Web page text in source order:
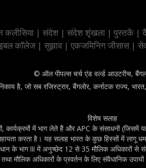
कलीसिया | संदेश | संदेश शृंखला | पुस्तकें |
कॉलेज | सुझाव | एकजमिनिग जीसास |
© ऑल पीपल्स चर्च एंड वर्ल्ड आउटरीच,
है, जो सब रजिस्ट्रार, बैंगलोर, कर्नाटक राज्य,
विशेष सलाह
में भाग लेते हैं और APC के संसाधनों
करता है। यह सलाह भारत के कुछ हिस्सों में लागू
के भाग III में अनुच्छेद 12 से 35 मौलिक अधिकारों
तथा मौलिक अधिकारों के प्रवर्तन के लिए संवैधानिक